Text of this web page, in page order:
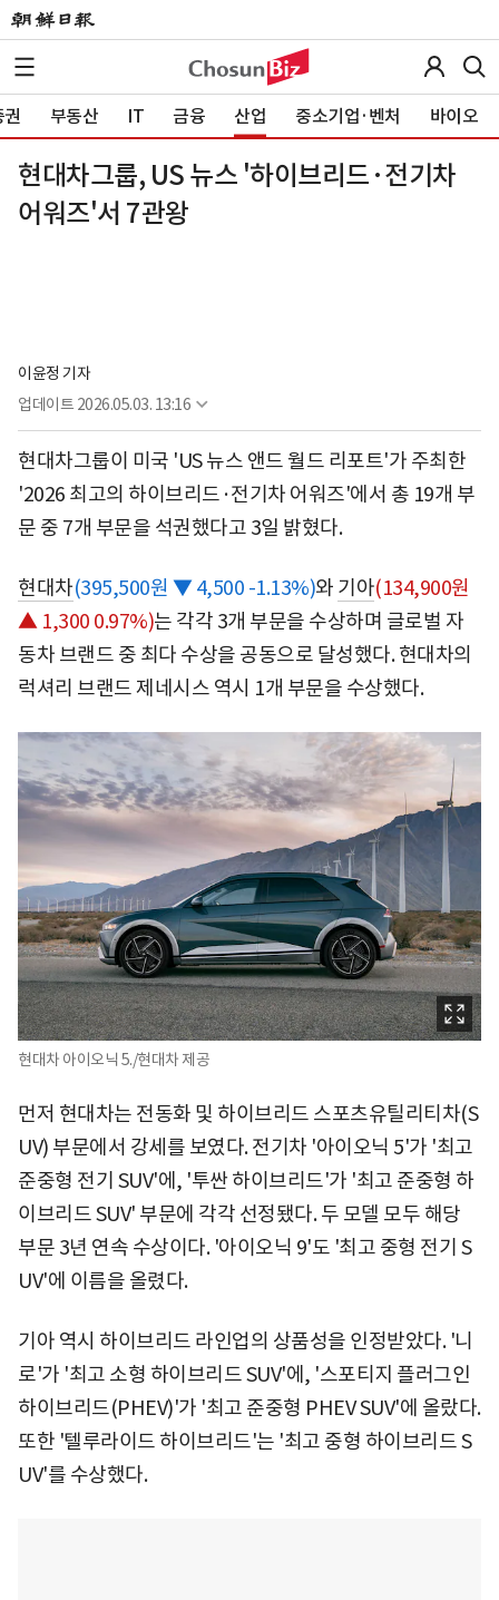
부동산 IT 금융 산업 중소기업·벤처 바이오
현대차그룹, US 뉴스 '하이브리드·전기차
어워즈'서 7관왕
이윤정 기자
업데이트 2026.05.03. 13:16
현대차그룹이 미국 'US 뉴스 앤드 월드 리포트'가 주최한
'2026 최고의 하이브리드·전기차 어워즈'에서 총 19개 부
문 중 7개 부문을 석권했다고 3일 밝혔다.
현대차(395,500원 ▼ 4,500 -1.13%)와 기아(134,900원
▲ 1,300 0.97%)는 각각 3개 부문을 수상하며 글로벌 자
동차 브랜드 중 최다 수상을 공동으로 달성했다. 현대차의
럭셔리 브랜드 제네시스 역시 1개 부문을 수상했다.
현대차 아이오닉 5./현대차 제공
먼저 현대차는 전동화 및 하이브리드 스포츠유틸리티차(S
UV) 부문에서 강세를 보였다. 전기차 '아이오닉 5'가 '최고
준중형 전기 SUV'에, '투싼 하이브리드'가 '최고 준중형 하
이브리드 SUV' 부문에 각각 선정됐다. 두 모델 모두 해당
부문 3년 연속 수상이다. '아이오닉 9'도 '최고 중형 전기 S
UV'에 이름을 올렸다.
기아 역시 하이브리드 라인업의 상품성을 인정받았다. '니
로'가 '최고 소형 하이브리드 SUV'에, '스포티지 플러그인
하이브리드(PHEV)'가 '최고 준중형 PHEV SUV'에 올랐다.
또한 '텔루라이드 하이브리드'는 '최고 중형 하이브리드 S
UV'를 수상했다.